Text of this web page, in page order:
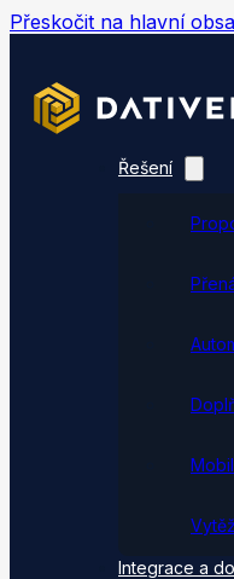
Přeskočit na hlavní
Řešení
Integrace a